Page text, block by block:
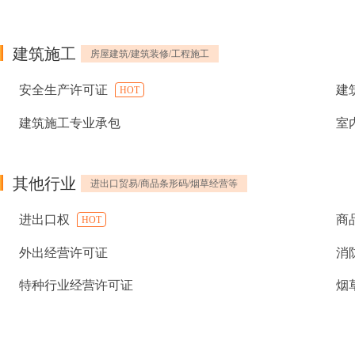
建筑施工 房屋建筑/建筑装修/工程施工
安全生产许可证 HOT 建
建筑施工专业承包 室
其他行业 进出口贸易/商品条形码/烟草经营等
进出口权 HOT 商
外出经营许可证 消
特种行业经营许可证 烟